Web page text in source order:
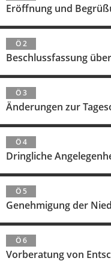
Eröffnung und
Ö 2
Beschlussfassung
Ö 3
Änderungen zur
Ö 4
Dringliche
Ö 5
Genehmigung der
Ö 6
Vorberatung von